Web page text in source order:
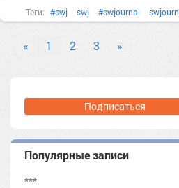
Теги: #swj swj #swjournal
#нюдовыеоттенки нюдовыеоттенки
тер. СНТ Косметика [13321]
« 1 2 3 »
Подписаться
Популярные записи
***